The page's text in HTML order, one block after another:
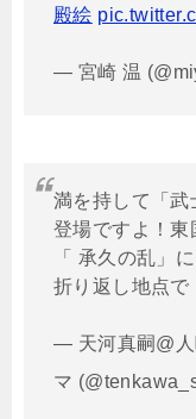
殿絵
— 宮崎 温
満を持して「武
登場ですよ！東
「 承久の乱」
折り返し地点
— 天河真嗣@人
マ